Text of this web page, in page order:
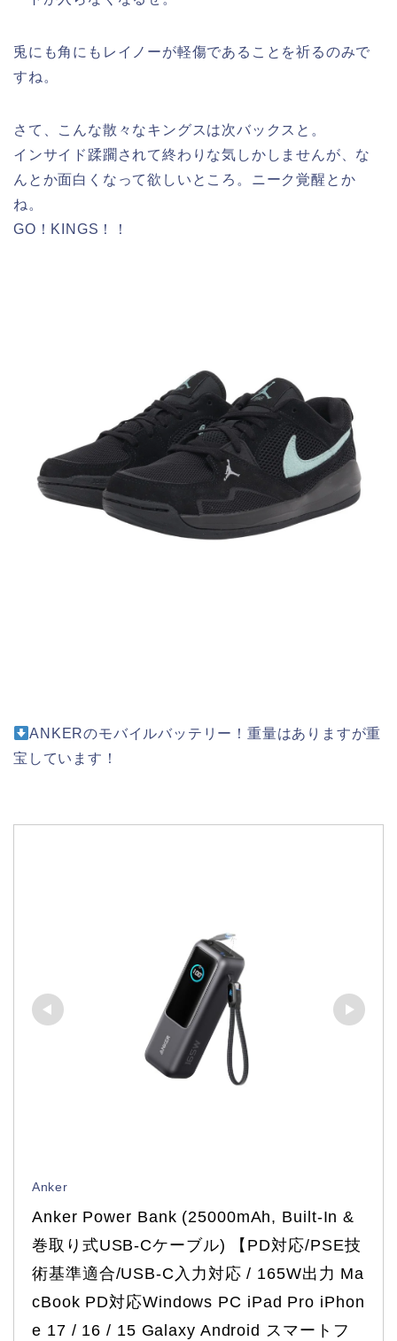
兎にも角にもレイノーが軽傷であることを祈るのみで
すね。
さて、こんな散々なキングスは次バックスと。
インサイド蹂躙されて終わりな気しかしませんが、な
んとか面白くなって欲しいところ。ニーク覚醒とか
ね。
GO！KINGS！！
ANKERのモバイルバッテリー！重量はありますが重
宝しています！
Anker
Anker Power Bank (25000mAh, Built-In &
巻取り式USB-Cケーブル) 【PD対応/PSE技
術基準適合/USB-C入力対応 / 165W出力 Ma
cBook PD対応Windows PC iPad Pro iPhon
e 17 / 16 / 15 Galaxy Android スマートフ